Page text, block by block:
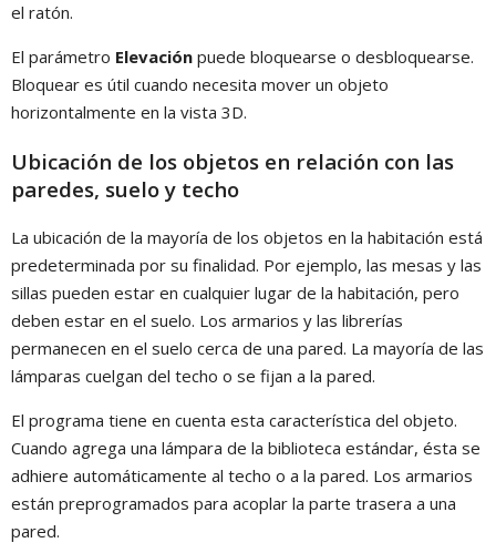
el ratón.
El parámetro Elevación puede bloquearse o desbloquearse.
Bloquear es útil cuando necesita mover un objeto
horizontalmente en la vista 3D.
Ubicación de los objetos en relación con las
paredes, suelo y techo
La ubicación de la mayoría de los objetos en la habitación está
predeterminada por su finalidad. Por ejemplo, las mesas y las
sillas pueden estar en cualquier lugar de la habitación, pero
deben estar en el suelo. Los armarios y las librerías
permanecen en el suelo cerca de una pared. La mayoría de las
lámparas cuelgan del techo o se fijan a la pared.
El programa tiene en cuenta esta característica del objeto.
Cuando agrega una lámpara de la biblioteca estándar, ésta se
adhiere automáticamente al techo o a la pared. Los armarios
están preprogramados para acoplar la parte trasera a una
pared.